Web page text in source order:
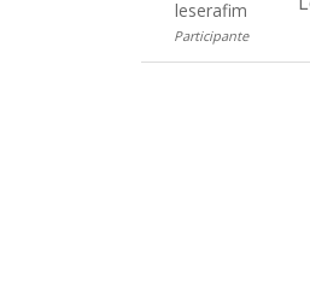
leserafim
Participante